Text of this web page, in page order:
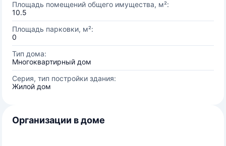
Площадь помещений общего имущества, м²:
10.5
Площадь парковки, м²:
0
Тип дома:
Многоквартирный дом
Серия, тип постройки здания:
Жилой дом
Организации в доме